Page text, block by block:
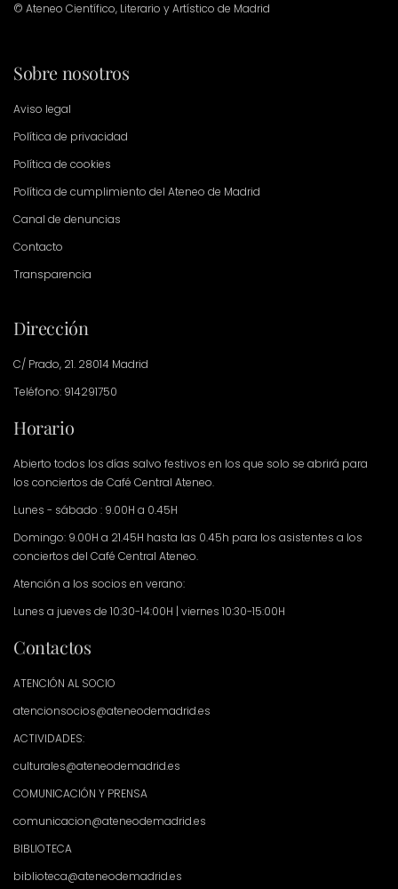
© Ateneo Científico, Literario y Artístico de Madrid
Sobre nosotros
Aviso legal
Política de privacidad
Política de cookies
Política de cumplimiento del Ateneo de Madrid
Canal de denuncias
Contacto
Transparencia
Dirección
C/ Prado, 21. 28014 Madrid
Teléfono: 914291750
Horario
Abierto todos los días salvo festivos en los que solo se abrirá para
los conciertos de Café Central Ateneo.
Lunes - sábado : 9.00H a 0.45H
Domingo: 9.00H a 21.45H hasta las 0.45h para los asistentes a los
conciertos del Café Central Ateneo.
Atención a los socios en verano:
Lunes a jueves de 10:30-14:00H | viernes 10:30-15:00H
Contactos
ATENCIÓN AL SOCIO
atencionsocios@ateneodemadrid.es
ACTIVIDADES:
culturales@ateneodemadrid.es
COMUNICACIÓN Y PRENSA
comunicacion@ateneodemadrid.es
BIBLIOTECA
biblioteca@ateneodemadrid.es